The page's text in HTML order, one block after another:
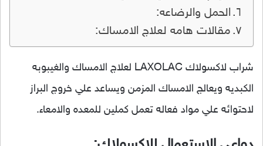
الحمل والرضاعه:
مقالات هامه لعلاج الامساك:
شراب لاكسولاك LAXOLAC لعلاج الامساك والغيبوبه
الكبديه ويعالج الامساك المزمن ويساعد علي خروج البراز
لاحتوائه علي مواد فعاله تعمل كملين للمعده والامعاء.